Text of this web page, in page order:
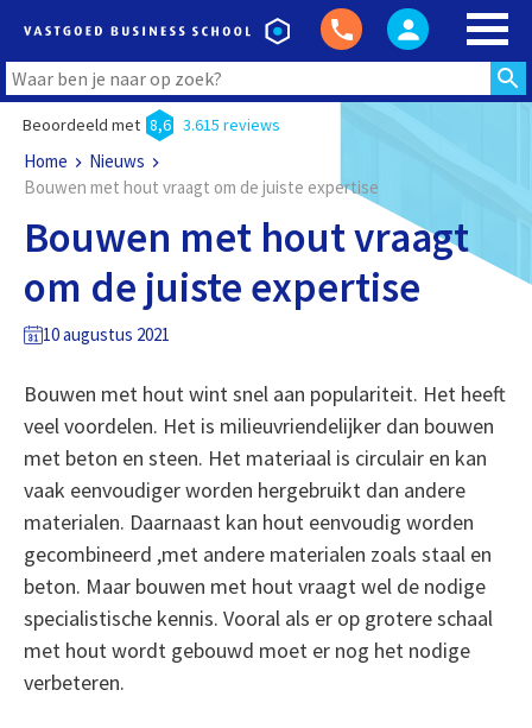
Beoordeeld met 8,6 3.615 reviews
Home
Nieuws
Bouwen met hout vraagt om de juiste expertise
Bouwen met hout vraagt
om de juiste expertise
10 augustus 2021
Bouwen met hout wint snel aan populariteit. Het heeft
veel voordelen. Het is milieuvriendelijker dan bouwen
met beton en steen. Het materiaal is circulair en kan
vaak eenvoudiger worden hergebruikt dan andere
materialen. Daarnaast kan hout eenvoudig worden
gecombineerd ,met andere materialen zoals staal en
beton. Maar bouwen met hout vraagt wel de nodige
specialistische kennis. Vooral als er op grotere schaal
met hout wordt gebouwd moet er nog het nodige
verbeteren.